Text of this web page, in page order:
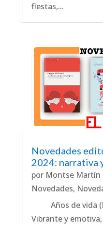
fiestas,...
Novedades
2024: narrativa
por Montse Martín
Novedades,
Años de vida
Vibrante y